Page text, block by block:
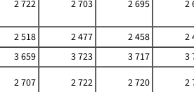
2 722 2 703 2 695 2
2 518 2 477 2 458 2
3 659 3 723 3 717 3
2 707 2 722 2 720 2